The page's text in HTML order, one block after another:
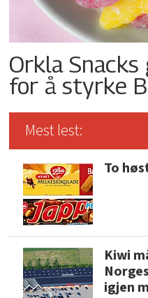
Orkla
for å styrke
Mest lest:
To
Kiwi
igjen